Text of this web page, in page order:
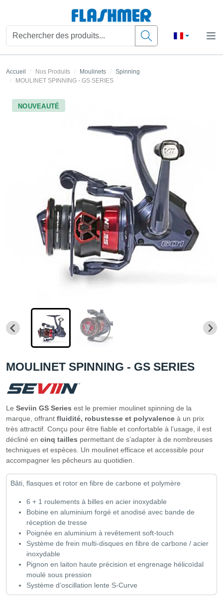
Accueil Nos Produits Moulinets
Spinning
MOULINET SPINNING - GS SERIES
NOUVEAUTÉ
MOULINET SPINNING - GS SERIES
Le Seviin GS Series est le premier moulinet spinning de la
marque, offrant fluidité, robustesse et polyvalence à un prix
très attractif. Conçu pour être fiable et confortable à l’usage, il est
décliné en cinq tailles permettant de s’adapter à de nombreuses
techniques et espèces. Un moulinet efficace et accessible pour
accompagner les pêcheurs au quotidien.
Bâti, flasques et rotor en fibre de carbone et polymère
6 + 1 roulements à billes en acier inoxydable
Bobine en aluminium forgé et anodisé avec bande de
réception de tresse
Poignée en aluminium à revêtement soft-touch
Système de frein multi-disques en fibre de carbone / acier
inoxydable
Pignon en laiton haute précision et engrenage hélicoïdal
moulé sous pression
Système d’oscillation lente S-Curve